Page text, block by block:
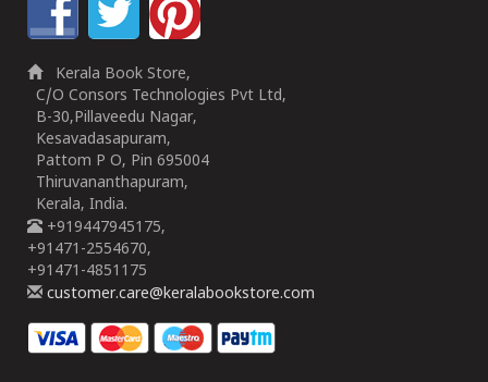
Kerala Book Store,
C/O Consors Technologies Pvt Ltd,
B-30,Pillaveedu Nagar,
Kesavadasapuram,
Pattom P O, Pin 695004
Thiruvananthapuram,
Kerala, India.
+919447945175,
+91471-2554670,
+91471-4851175
customer.care@keralabookstore.com